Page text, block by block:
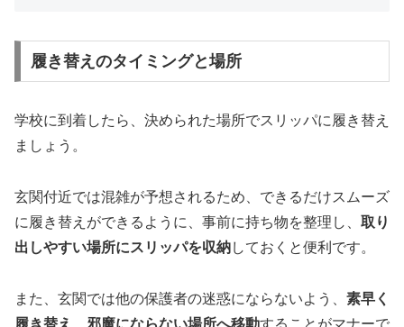
履き替えのタイミングと場所
学校に到着したら、決められた場所でスリッパに履き替え
ましょう。
玄関付近では混雑が予想されるため、できるだけスムーズ
に履き替えができるように、事前に持ち物を整理し、 取り
出しやすい場所にスリッパを収納しておくと便利です。
また、玄関では他の保護者の迷惑にならないよう、 素早く
履き替え、邪魔にならない場所へ移動することがマナーで